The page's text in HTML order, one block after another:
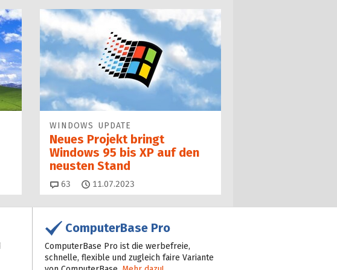
WINDOWS UPDATE
Neues Projekt bringt
Windows 95 bis XP auf den
neusten Stand
63 Kommentare
11.07.2023
ComputerBase Pro
ComputerBase Pro ist die werbefreie,
schnelle, flexible und zugleich faire Variante